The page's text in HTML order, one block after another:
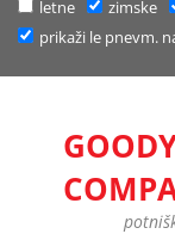
letne zimske
prikaži le pnevm.